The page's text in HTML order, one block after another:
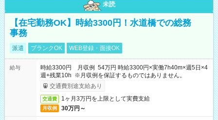
未読
【在宅勤務OK】時給3300円！水道橋での総務
事務
派遣 ブランクOK WEB登録・面接OK
給与
時給3300円 月収例 54万円 時給3300円×実働7h40m×週5日×4
週+残業10h ※月収例を保証するものではありません。
交通費別途支給あり
交通費 1ヶ月3万円を上限として実費支給
月収例 30万円～